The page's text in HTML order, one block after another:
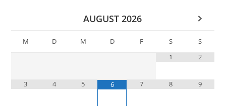
AUGUST 2026
M D M D F S
S
1
2
3 4 5 6 7 8 9